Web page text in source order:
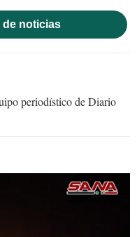
de noticias
periodístico de Diario